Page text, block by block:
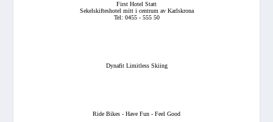
First Hotel Statt
Sekelskifteshotel mitt i centrum av Karlskrona
Tel: 0455 - 555 50
Dynafit Limitless Skiing
Ride Bikes - Have Fun - Feel Good